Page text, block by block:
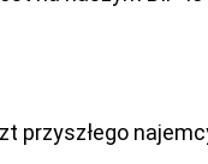
przyszłego